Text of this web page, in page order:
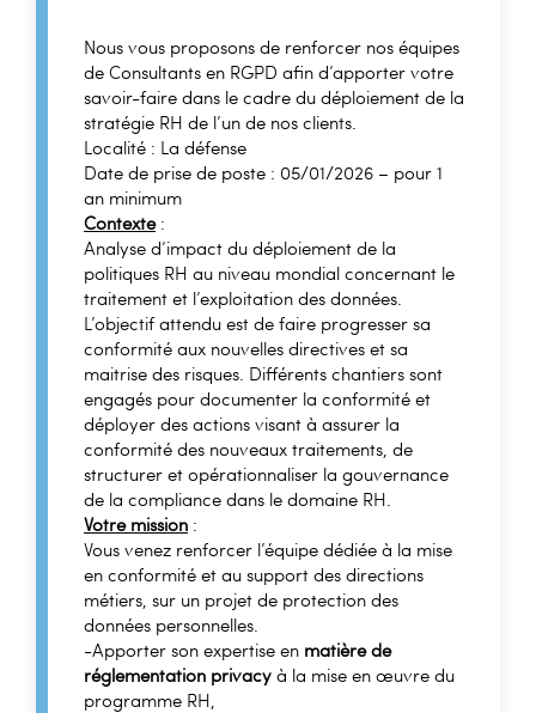
Nous vous proposons de renforcer nos équipes
de Consultants en RGPD afin d’apporter votre
savoir-faire dans le cadre du déploiement de la
stratégie RH de l’un de nos clients.
Localité : La défense
Date de prise de poste : 05/01/2026 – pour 1
an minimum
Contexte:
Analyse d’impact du déploiement de la
politiques RH au niveau mondial concernant le
traitement et l’exploitation des données.
L’objectif attendu est de faire progresser sa
conformité aux nouvelles directives et sa
maitrise des risques. Différents chantiers sont
engagés pour documenter la conformité et
déployer des actions visant à assurer la
conformité des nouveaux traitements, de
structurer et opérationnaliser la gouvernance
de la compliance dans le domaine RH.
Votre mission :
Vous venez renforcer l’équipe dédiée à la mise
en conformité et au support des directions
métiers, sur un projet de protection des
données personnelles.
-Apporter son expertise en matière de
réglementation privacy à la mise en œuvre du
programme RH,